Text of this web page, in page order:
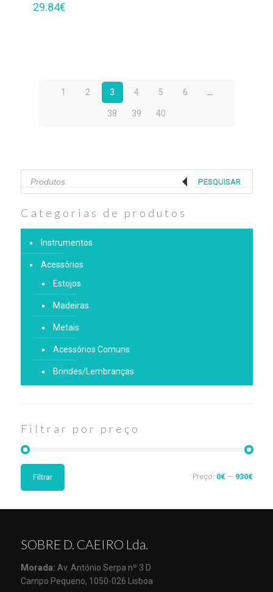
29.84€
1 2 3 4 5 6
38 39 40
Products
search
PESQUISAR
Categorias de produtos
Instrumentos
Acessórios
Estojos
Madeiras
Metais
Acessórios Comuns
Brindes/Lembranças
Filtrar por preço
Filtrar Preço: 0€— 930€
SOBRE D. CAEIRO Lda.
Morada: Av. António Serpa nº 3 D
Campo Pequeno, 1050-026 Lisboa